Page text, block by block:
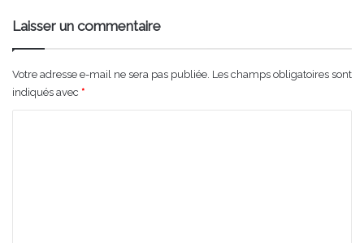
Laisser un commentaire
Votre adresse e-mail ne sera pas publiée. Les champs obligatoires sont
indiqués avec *